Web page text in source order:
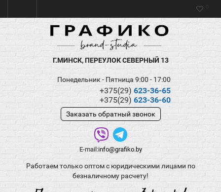
Г.МИНСК, ПЕРЕУЛОК СЕВЕРНЫЙ 13
Понедельник - Пятница 9:00 - 17:00
+375(29) 623-36-65
+375(29) 623-36-60
Заказать обратный звонок
E-mail:info@grafiko.by
Работаем только оптом с юридическими лицами по
безналичному расчету!